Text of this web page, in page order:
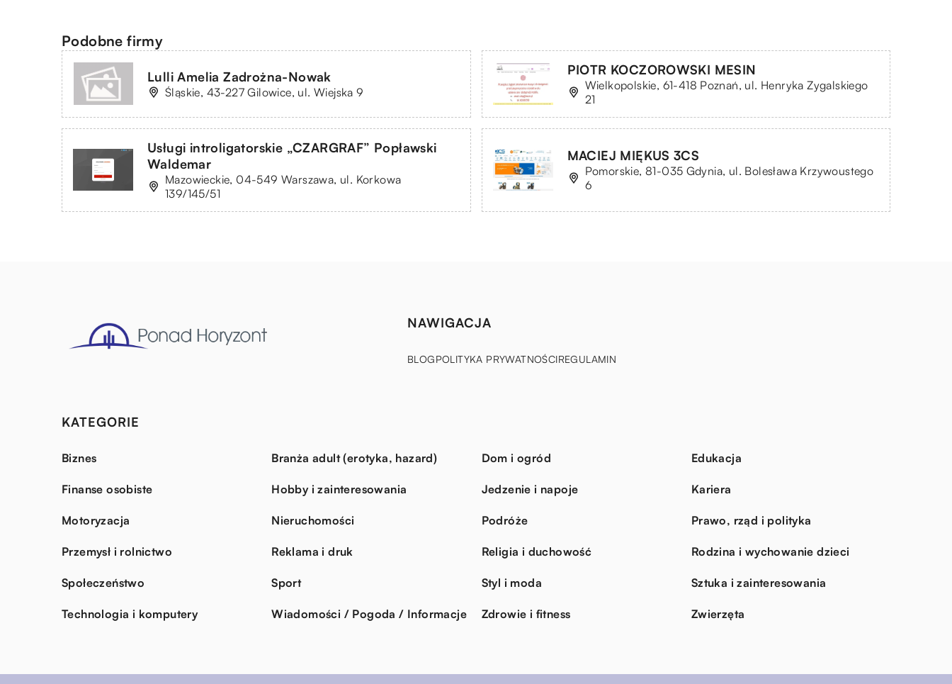
Podobne firmy
Lulli Amelia Zadrożna-Nowak
Śląskie, 43-227 Gilowice, ul. Wiejska 9
PIOTR KOCZOROWSKI MESIN
Wielkopolskie, 61-418 Poznań, ul. Henryka Zygalskiego
21
Usługi introligatorskie „CZARGRAF” Popławski
Waldemar
Mazowieckie, 04-549 Warszawa, ul. Korkowa
139/145/51
MACIEJ MIĘKUS 3CS
Pomorskie, 81-035 Gdynia, ul. Bolesława Krzywoustego
6
NAWIGACJA
BLOGPOLITYKA PRYWATNOŚCIREGULAMIN
KATEGORIE
Biznes Branża adult (erotyka, hazard) Dom i ogród Edukacja
Finanse osobiste Hobby i zainteresowania Jedzenie i napoje Kariera
Motoryzacja Nieruchomości Podróże Prawo, rząd i polityka
Przemysł i rolnictwo Reklama i druk Religia i duchowość Rodzina i wychowanie dzieci
Społeczeństwo Sport Styl i moda Sztuka i zainteresowania
Technologia i komputery Wiadomości / Pogoda / Informacje Zdrowie i fitness Zwierzęta